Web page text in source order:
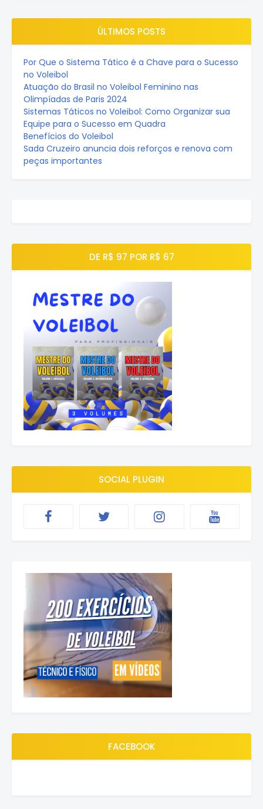
ÚLTIMOS POSTS
Por Que o Sistema Tático é a Chave para o Sucesso
no Voleibol
Atuação do Brasil no Voleibol Feminino nas
Olimpíadas de Paris 2024
Sistemas Táticos no Voleibol: Como Organizar sua
Equipe para o Sucesso em Quadra
Benefícios do Voleibol
Sada Cruzeiro anuncia dois reforços e renova com
peças importantes
DE R$ 97 POR R$ 67
SOCIAL PLUGIN
FACEBOOK